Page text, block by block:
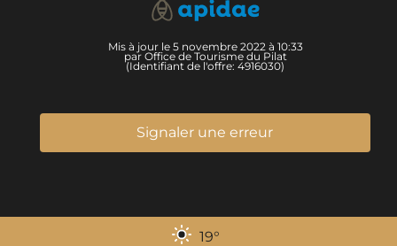
Mis à jour le 5 novembre 2022 à 10:33
par Office de Tourisme du Pilat
(Identifiant de l'offre: 4916030)
Signaler une erreur
19°